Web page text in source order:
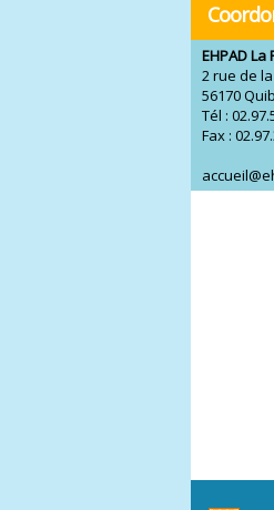
EHPAD
2 rue de
56170
Tél :
Fax :